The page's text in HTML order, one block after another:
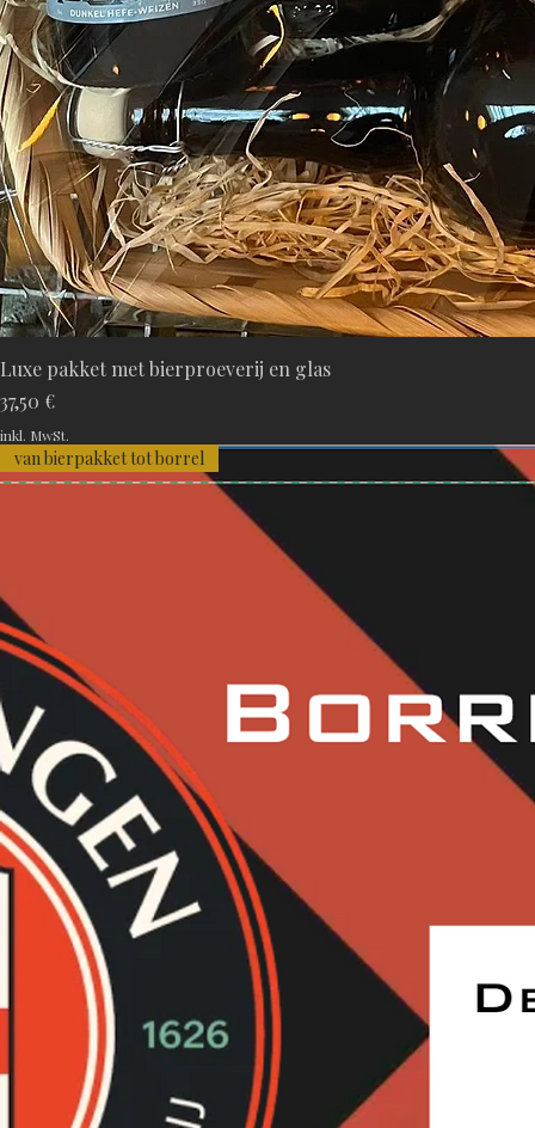
Luxe pakket met bierproeverij en glas
Preis
37,50 €
inkl. MwSt.
van bierpakket tot borrel